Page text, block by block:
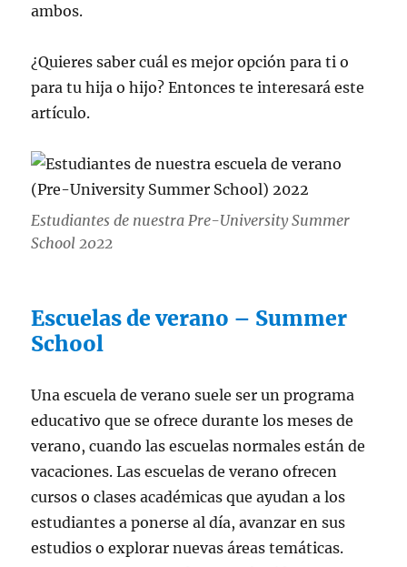
ambos.
¿Quieres saber cuál es mejor opción para ti o
para tu hija o hijo? Entonces te interesará este
artículo.
Estudiantes de nuestra Pre-University Summer
School 2022
Escuelas de verano – Summer
School
Una escuela de verano suele ser un programa
educativo que se ofrece durante los meses de
verano, cuando las escuelas normales están de
vacaciones. Las escuelas de verano ofrecen
cursos o clases académicas que ayudan a los
estudiantes a ponerse al día, avanzar en sus
estudios o explorar nuevas áreas temáticas.